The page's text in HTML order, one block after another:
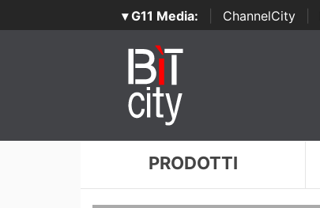
▾ G11 Media: ChannelCity
PRODOTTI